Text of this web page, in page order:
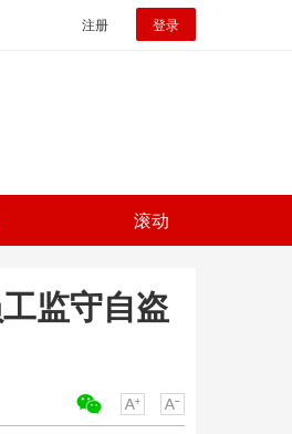
注册 登录
滚动
监守自盗